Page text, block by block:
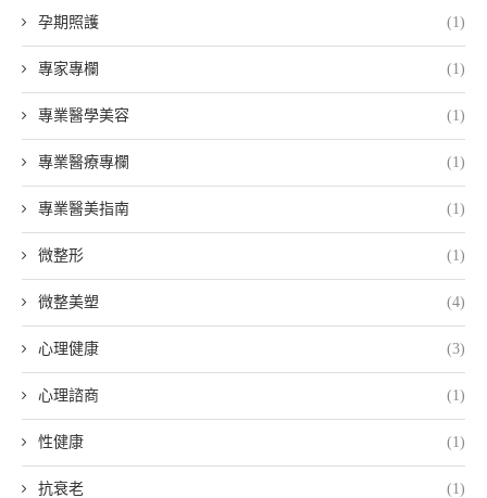
孕期照護 (1)
專家專欄 (1)
專業醫學美容 (1)
專業醫療專欄 (1)
專業醫美指南 (1)
微整形 (1)
微整美塑 (4)
心理健康 (3)
心理諮商 (1)
性健康 (1)
抗衰老 (1)